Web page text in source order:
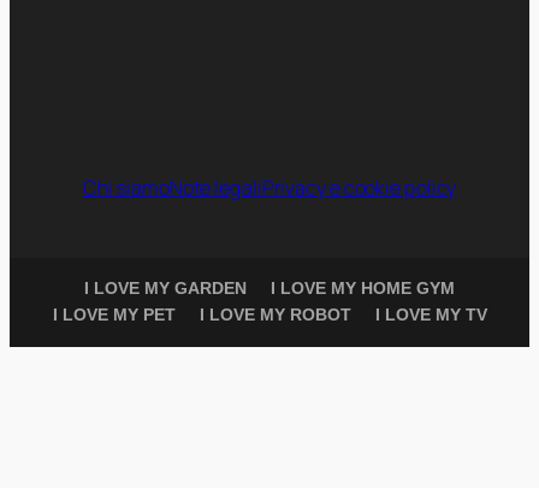
Chi siamoNote legaliPrivacy e cookie policy
I LOVE MY GARDEN
I LOVE MY HOME GYM
I LOVE MY PET
I LOVE MY ROBOT I LOVE MY TV